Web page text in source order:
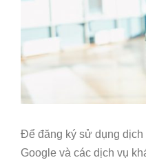
Để đăng ký sử dụng dịch
Google và các dịch vụ